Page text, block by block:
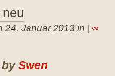
24. Januar 2013 in | ∞
bySwen